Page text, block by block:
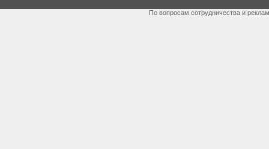
По вопросам сотрудничества и